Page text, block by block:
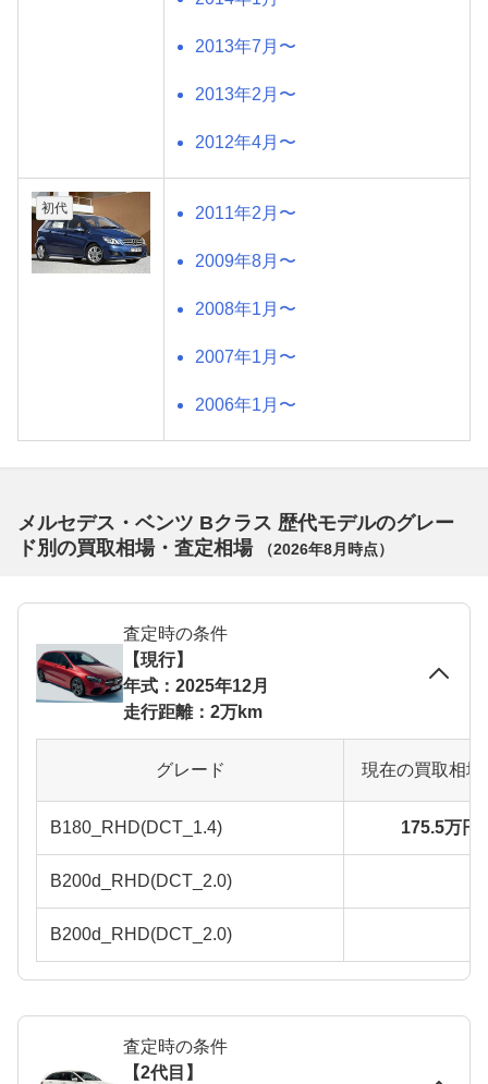
2013年7月〜
2013年2月〜
2012年4月〜
初代 2011年2月〜
2009年8月〜
2008年1月〜
2007年1月〜
2006年1月〜
メルセデス・ベンツ Bクラス 歴代モデルのグレー
ド別の買取相場・査定相場
（2026年8月 時点）
査定時の条件
【現行】
年式：2025年12月
走行距離：2万km
グレード 現在の買取相
B180_RHD(DCT_1.4) 175.5万円
B200d_RHD(DCT_2.0)
B200d_RHD(DCT_2.0)
査定時の条件
【2代目】